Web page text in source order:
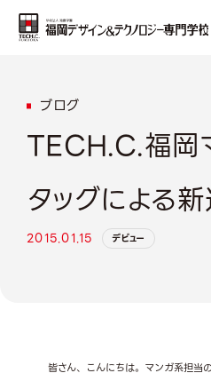
ブログ
TECH.C.福岡
タッグによる
2015.01.15 デビュー
皆さん、こんにちは。マンガ系担当の